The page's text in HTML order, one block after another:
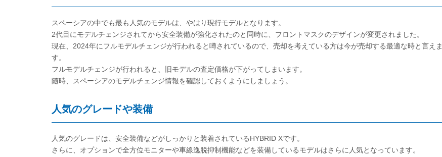
スペーシアの中でも最も人気のモデルは、やはり現行モデルとなります。
2代目にモデルチェンジされてから安全装備が強化されたのと同時に、フロントマスクのデザインが変更されました。
現在、2024年にフルモデルチェンジが行われると噂されているので、売却を考えている方は今が売却する最適な時と言えま
す。
フルモデルチェンジが行われると、旧モデルの査定価格が下がってしまいます。
随時、スペーシアのモデルチェンジ情報を確認しておくようにしましょう。
人気のグレードや装備
人気のグレードは、安全装備などがしっかりと装着されているHYBRID Xです。
さらに、オプションで全方位モニターや車線逸脱抑制機能などを装備しているモデルはさらに人気となっています。